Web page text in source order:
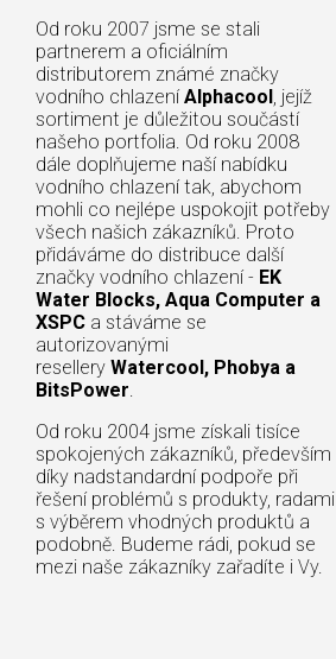
Od roku 2007 jsme se stali
partnerem a oficiálním
distributorem známé značky
vodního chlazení Alphacool, jejíž
sortiment je důležitou součástí
našeho portfolia. Od roku 2008
dále doplňujeme naší nabídku
vodního chlazení tak, abychom
mohli co nejlépe uspokojit potřeby
všech našich zákazníků. Proto
přidáváme do distribuce další
značky vodního chlazení - EK
Water Blocks, Aqua Computer a
XSPC a stáváme se
autorizovanými
resellery Watercool, Phobya a
BitsPower.
Od roku 2004 jsme získali tisíce
spokojených zákazníků, především
díky nadstandardní podpoře při
řešení problémů s produkty, radami
s výběrem vhodných produktů a
podobně. Budeme rádi, pokud se
mezi naše zákazníky zařadíte i Vy.